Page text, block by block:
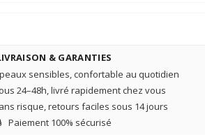
& GARANTIES
sensibles, confortable au quotidien
24–48h, livré rapidement chez vous
risque, retours faciles sous 14 jours
Paiement 100% sécurisé